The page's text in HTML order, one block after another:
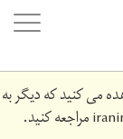
می کنید که دیگر به
مراجعه کنید.